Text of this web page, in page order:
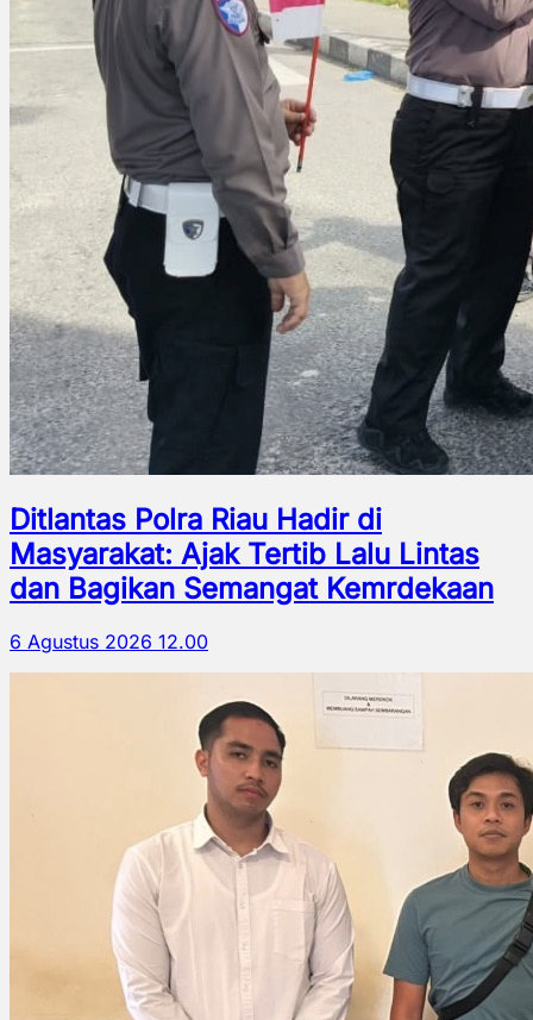
Ditlantas Polra Riau Hadir di
Masyarakat: Ajak Tertib Lalu Lintas
dan Bagikan Semangat Kemrdekaan
6 Agustus 2026 12.00